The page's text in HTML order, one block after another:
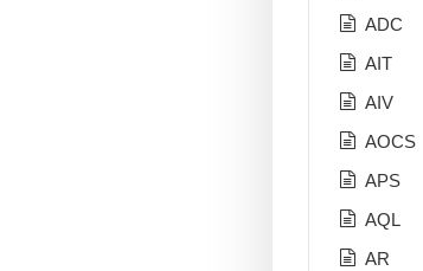
ADC
AIT
AIV
AOCS
APS
AQL
AR